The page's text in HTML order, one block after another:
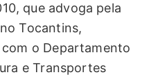
que advoga pela
Tocantins,
o Departamento
e Transportes